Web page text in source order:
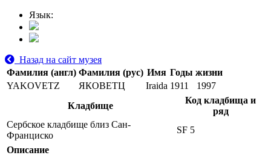
Язык:
Назад на сайт музея
Фамилия (англ) Фамилия (рус) Имя Годы жизни
YAKOVETZ
ЯКОВЕТЦ Iraida 1911
1997
Кладбище
Код кладбища и
ряд
Сербское кладбище близ Сан-
Франциско
SF 5
Описание